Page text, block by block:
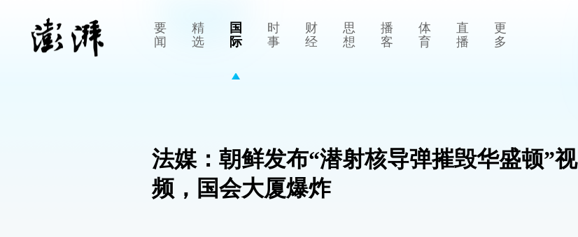
要
闻
精
选
国
际
时
事
财
经
思
想
播
客
体
育
直
播
更
多
法媒：朝鲜发布“潜射核导弹摧毁华盛顿”视
频，国会大厦爆炸